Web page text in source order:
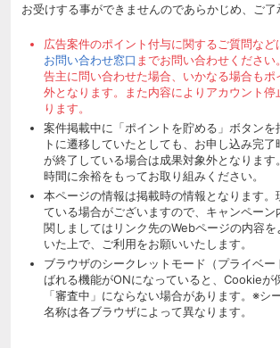
お受けする事ができませんのであらかじめ、ご了
広告案件のポイント付与に関するご質問など
お問い合わせ窓口 までお問い合わせくださ
告主に問い合わせた場合、いかなる場合もポ
外となります。また内容によりアカウント停
ります。
案件掲載中に「ポイントを貯める」ボタンを
トに遷移していたとしても、お申し込み完
が終了している場合は成果対象外となります
時間に余裕をもってお取り組みください。
本ページの情報は掲載時の情報となります。
ている場合がございますので、キャンペーン
関しましてはリンク先のWebページの内容
いた上で、ご利用をお願いいたします。
ブラウザのシークレットモード（プライベ
ばれる機能がONになっていると、Cookieが
「審査中」にならない場合があります。※シ
名称は各ブラウザによって異なります。